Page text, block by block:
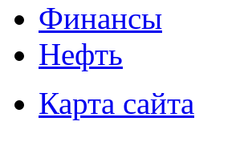
Финансы
Нефть
Карта сайта